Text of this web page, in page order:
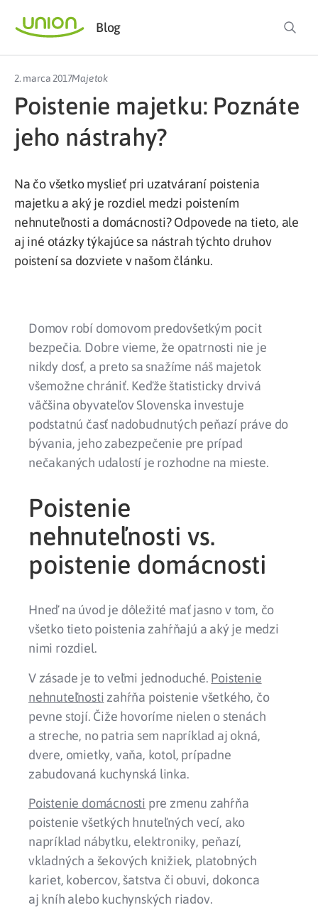
Blog
2. marca 2017Majetok
Poistenie majetku: Poznáte
jeho nástrahy?
Na čo všetko myslieť pri uzatváraní poistenia
majetku a aký je rozdiel medzi poistením
nehnuteľnosti a domácnosti? Odpovede na tieto, ale
aj iné otázky týkajúce sa nástrah týchto druhov
poistení sa dozviete v našom článku.
Domov robí domovom predovšetkým pocit
bezpečia. Dobre vieme, že opatrnosti nie je
nikdy dosť, a preto sa snažíme náš majetok
všemožne chrániť. Keďže štatisticky drvivá
väčšina obyvateľov Slovenska investuje
podstatnú časť nadobudnutých peňazí práve do
bývania, jeho zabezpečenie pre prípad
nečakaných udalostí je rozhodne na mieste.
Poistenie
nehnuteľnosti vs.
poistenie domácnosti
Hneď na úvod je dôležité mať jasno v tom, čo
všetko tieto poistenia zahŕňajú a aký je medzi
nimi rozdiel.
V zásade je to veľmi jednoduché. Poistenie
nehnuteľnosti zahŕňa poistenie všetkého, čo
pevne stojí. Čiže hovoríme nielen o stenách
a streche, no patria sem napríklad aj okná,
dvere, omietky, vaňa, kotol, prípadne
zabudovaná kuchynská linka.
Poistenie domácnosti pre zmenu zahŕňa
poistenie všetkých hnuteľných vecí, ako
napríklad nábytku, elektroniky, peňazí,
vkladných a šekových knižiek, platobných
kariet, kobercov, šatstva či obuvi, dokonca
aj kníh alebo kuchynských riadov.